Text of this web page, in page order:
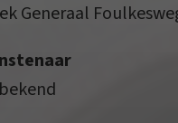
Generaal